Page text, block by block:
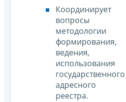
Координирует
вопросы
методологии
формирования,
ведения,
использования
государственного
адресного
реестра.